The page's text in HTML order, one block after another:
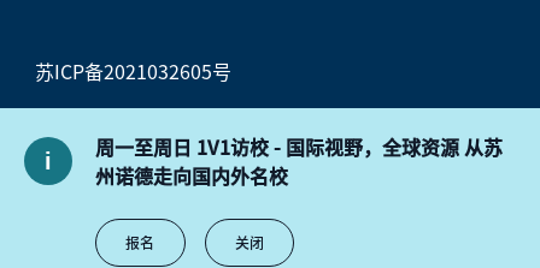
周一至周日 1V1访校 - 国际视野，全球资源 从苏
州诺德走向国内外名校
报名 关闭
苏ICP备2021032605号